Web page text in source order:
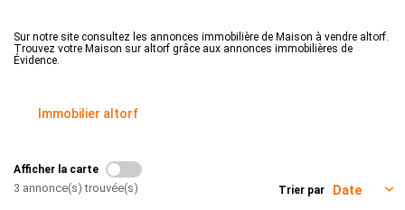
NOTRE AGENCE
Créer une alerte
Sur notre site consultez les annonces immobilière de Maison à vendre altorf.
Trouvez votre Maison sur altorf grâce aux annonces immobilières de
Évidence.
Immobilier altorf
Afficher la carte
3 annonce(s) trouvée(s) Trier par